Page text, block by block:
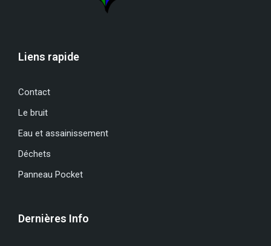
Liens rapide
Contact
Le bruit
Eau et assainissement
Déchets
Panneau Pocket
Dernières Info